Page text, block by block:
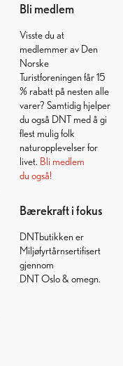
Bli medlem
Visste du at
medlemmer av Den
Norske
Turistforeningen får 15
% rabatt på nesten alle
varer? Samtidig hjelper
du også DNT med å gi
flest mulig folk
naturopplevelser for
livet. Bli medlem
du også!
Bærekraft i fokus
DNTbutikken er
Miljøfyrtårnsertifisert
gjennom
DNT Oslo & omegn.